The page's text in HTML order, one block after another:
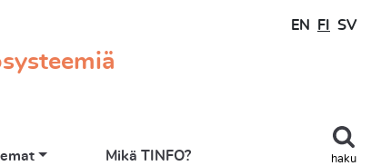
EN FI SV
haku
Mikä TINFO?